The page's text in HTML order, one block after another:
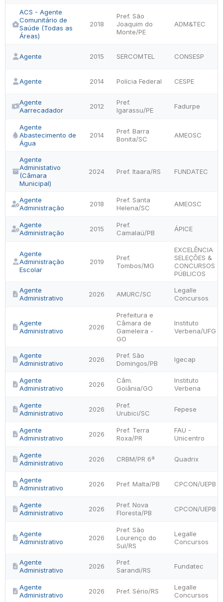
ACS - Agente
Comunitário de
Saúde (Todas as
Áreas)
2018
Pref. São
Joaquim do
Monte/PE
ADM&TEC
Agente 2015 SERCOMTEL CONSESP
Agente 2014 Polícia Federal CESPE
Agente
Aarrecadador
2012
Pref.
Igarassu/PE
Fadurpe
Agente
Abastecimento de
Água
2014
Pref. Barra
Bonita/SC
AMEOSC
Agente
Administativo
(Câmara
Municipal)
2024 Pref. Itaara/RS FUNDATEC
Agente
Administração
2018
Pref. Santa
Helena/SC
AMEOSC
Agente
Administração
2015
Pref.
Camalaú/PB
ÁPICE
Agente
Administração
Escolar
2019
Pref.
Tombos/MG
EXCELÊNCIA
SELEÇÕES &
CONCURSOS
PÚBLICOS
Agente
Administrativo
2026 AMURC/SC
Legalle
Concursos
Agente
Administrativo
2026
Prefeitura e
Câmara de
Gameleira -
GO
Instituto
Verbena/UFG
Agente
Administrativo
2026
Pref. São
Domingos/PB
Igecap
Agente
Administrativo
2026
Câm.
Goiânia/GO
Instituto
Verbena
Agente
Administrativo
2026
Pref.
Urubici/SC
Fepese
Agente
Administrativo
2026
Pref. Terra
Roxa/PR
FAU -
Unicentro
Agente
Administrativo
2026 CRBM/PR 6ª Quadrix
Agente
Administrativo
2026 Pref. Malta/PB CPCON/UEPB
Agente
Administrativo
2026
Pref. Nova
Floresta/PB
CPCON/UEPB
Agente
Administrativo
2026
Pref. São
Lourenço do
Sul/RS
Legalle
Concursos
Agente
Administrativo
2026
Pref.
Sarandi/RS
Fundatec
Agente
Administrativo
2026 Pref. Sério/RS
Legalle
Concursos